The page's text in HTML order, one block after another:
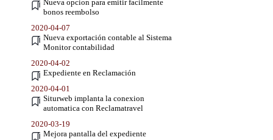
Nueva opcion para emitir facilmente
bonos reembolso
2020-04-07
Nueva exportación contable al Sistema
Monitor contabilidad
2020-04-02
Expediente en Reclamación
2020-04-01
Siturweb implanta la conexion
automatica con Reclamatravel
2020-03-19
Mejora pantalla del expediente